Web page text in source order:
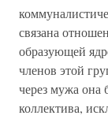
связана
образующей
членов этой
через мужа она
коллектива,